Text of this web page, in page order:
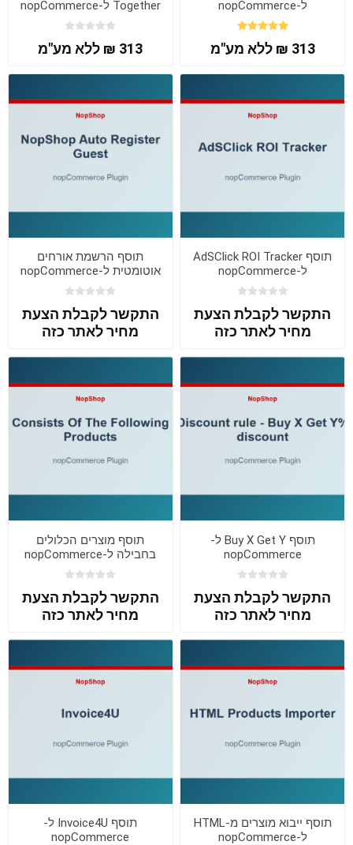
ל-nopCommerce
313 ₪ ללא מע"מ
Together ל-nopCommerce
313 ₪ ללא מע"מ
תוסף AdSClick ROI Tracker
ל-nopCommerce
התקשר לקבלת הצעת
מחיר לאתר כזה
תוסף הרשמת אורחים
אוטומטית ל-nopCommerce
התקשר לקבלת הצעת
מחיר לאתר כזה
תוסף Buy X Get Y ל-
nopCommerce
התקשר לקבלת הצעת
מחיר לאתר כזה
תוסף מוצרים הכלולים
בחבילה ל-nopCommerce
התקשר לקבלת הצעת
מחיר לאתר כזה
תוסף ייבוא מוצרים מ-HTML
ל-nopCommerce
תוסף Invoice4U ל-
nopCommerce